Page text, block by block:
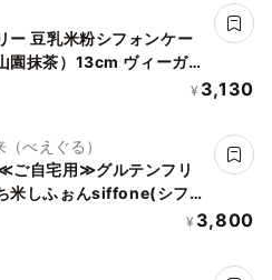
ー 豆乳米粉シフォンケー
園抹茶）13cm ヴィーガン
応 小麦なし 卵なし 乳なし
¥ 3,130
べえぐる）
自宅用≫グルテンフリ
米しふぉんsiffone(シフォ
¥ 3,800